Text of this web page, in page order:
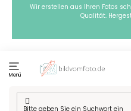
springen
Wir erstellen aus Ihren Fotos
Qualität.
Menü
Startseite
/ Bestseller /